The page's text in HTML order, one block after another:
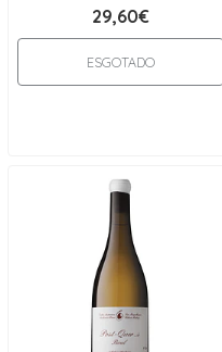
29,60€
ESGOTADO